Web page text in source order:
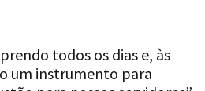
todos os dias e, às
um instrumento para